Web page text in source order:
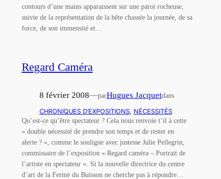
contours d’une mains apparaissent sur une paroi rocheuse,
suivie de la représentation de la bête chassée la journée, de sa
force, de son immensité et…
Regard Caméra
8 février 2008—parHugues Jacquetdans
CHRONIQUES D’EXPOSITIONS, NÉCESSITÉS
Qu’est-ce qu’être spectateur ? Cela nous renvoie t’il à cette
« double nécessité de prendre son temps et de rester en
alerte ? », comme le souligne avec justesse Julie Pellegrin,
commissaire de l’exposition « Regard caméra – Portrait de
l’artiste en spectateur ». Si la nouvelle directrice du centre
d’art de la Ferme du Buisson ne cherche pas à répondre…